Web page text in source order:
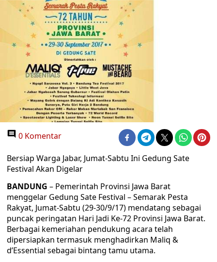
0 Komentar
Bersiap Warga Jabar, Jumat-Sabtu Ini Gedung Sate
Festival Akan Digelar
BANDUNG – Pemerintah Provinsi Jawa Barat
menggelar Gedung Sate Festival – Semarak Pesta
Rakyat, Jumat-Sabtu (29-30/9/17) mendatang sebagai
puncak peringatan Hari Jadi Ke-72 Provinsi Jawa Barat.
Berbagai kemeriahan pendukung acara telah
dipersiapkan termasuk menghadirkan Maliq &
d’Essential sebagai bintang tamu utama.